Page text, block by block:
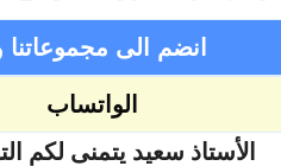
انضم الى
الواتساب
الأستاذ سعيد يتمنى لكم